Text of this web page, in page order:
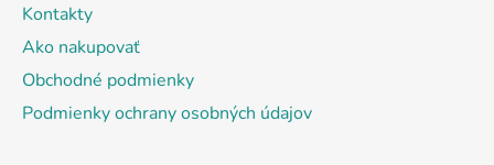
Kontakty
Ako nakupovať
Obchodné podmienky
Podmienky ochrany osobných údajov